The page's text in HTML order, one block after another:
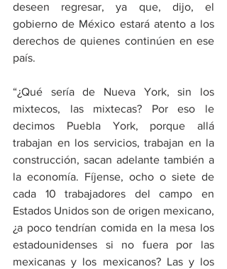
deseen regresar, ya que, dijo, el
gobierno de México estará atento a los
derechos de quienes continúen en ese
país.
“¿Qué sería de Nueva York, sin los
mixtecos, las mixtecas? Por eso le
decimos Puebla York, porque allá
trabajan en los servicios, trabajan en la
construcción, sacan adelante también a
la economía. Fíjense, ocho o siete de
cada 10 trabajadores del campo en
Estados Unidos son de origen mexicano,
¿a poco tendrían comida en la mesa los
estadounidenses si no fuera por las
mexicanas y los mexicanos? Las y los